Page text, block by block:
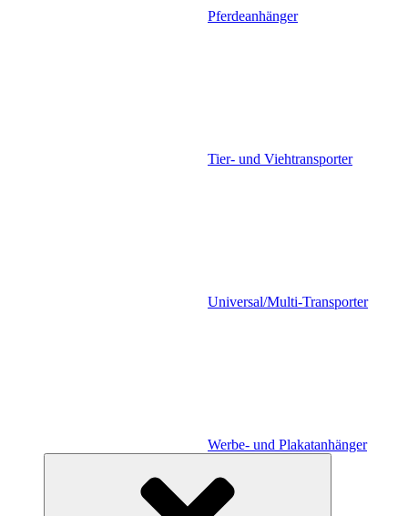
Pferdeanhänger
Tier- und Viehtransporter
Universal/Multi-Transporter
Werbe- und Plakatanhänger